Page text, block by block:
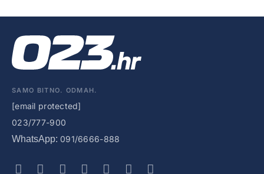
SAMO BITNO. ODMAH.
[email protected]
023/777-900
WhatsApp: 091/6666-888